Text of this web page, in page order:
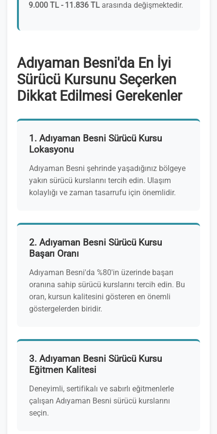
9.000 TL - 11.836 TL arasında değişmektedir.
Adıyaman Besni'da En İyi
Sürücü Kursunu Seçerken
Dikkat Edilmesi Gerekenler
1. Adıyaman Besni Sürücü Kursu
Lokasyonu
Adıyaman Besni şehrinde yaşadığınız bölgeye
yakın sürücü kurslarını tercih edin. Ulaşım
kolaylığı ve zaman tasarrufu için önemlidir.
2. Adıyaman Besni Sürücü Kursu
Başarı Oranı
Adıyaman Besni'da %80'in üzerinde başarı
oranına sahip sürücü kurslarını tercih edin. Bu
oran, kursun kalitesini gösteren en önemli
göstergelerden biridir.
3. Adıyaman Besni Sürücü Kursu
Eğitmen Kalitesi
Deneyimli, sertifikalı ve sabırlı eğitmenlerle
çalışan Adıyaman Besni sürücü kurslarını
seçin.